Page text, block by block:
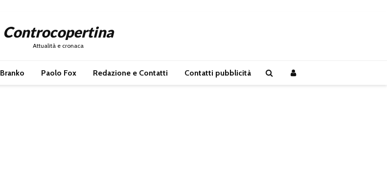
Controcopertina
Attualità e cronaca
Branko Paolo Fox Redazione e Contatti Contatti pubblicità